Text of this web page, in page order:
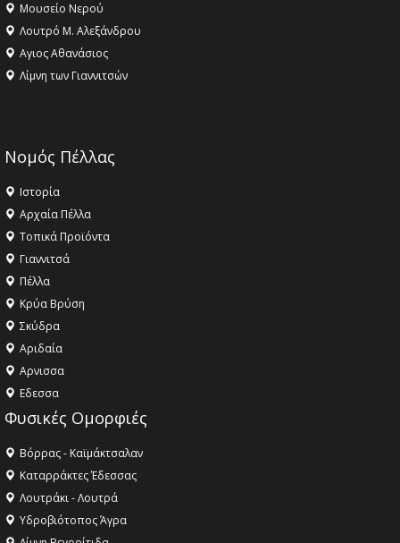
Μουσείο Νερού
Λουτρό Μ. Αλεξάνδρου
Αγιος Αθανάσιος
Λίμνη των Γιαννιτσών
Νομός Πέλλας
Ιστορία
Αρχαία Πέλλα
Τοπικά Προϊόντα
Γιαννιτσά
Πέλλα
Κρύα Βρύση
Σκύδρα
Αριδαία
Aρνισσα
Eδεσσα
Φυσικές Ομορφιές
Βόρρας - Καϊμάκτσαλαν
Καταρράκτες Έδεσσας
Λουτράκι - Λουτρά
Υδροβιότοπος Άγρα